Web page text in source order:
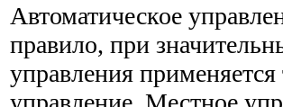
Автоматическое
правило, при
управления